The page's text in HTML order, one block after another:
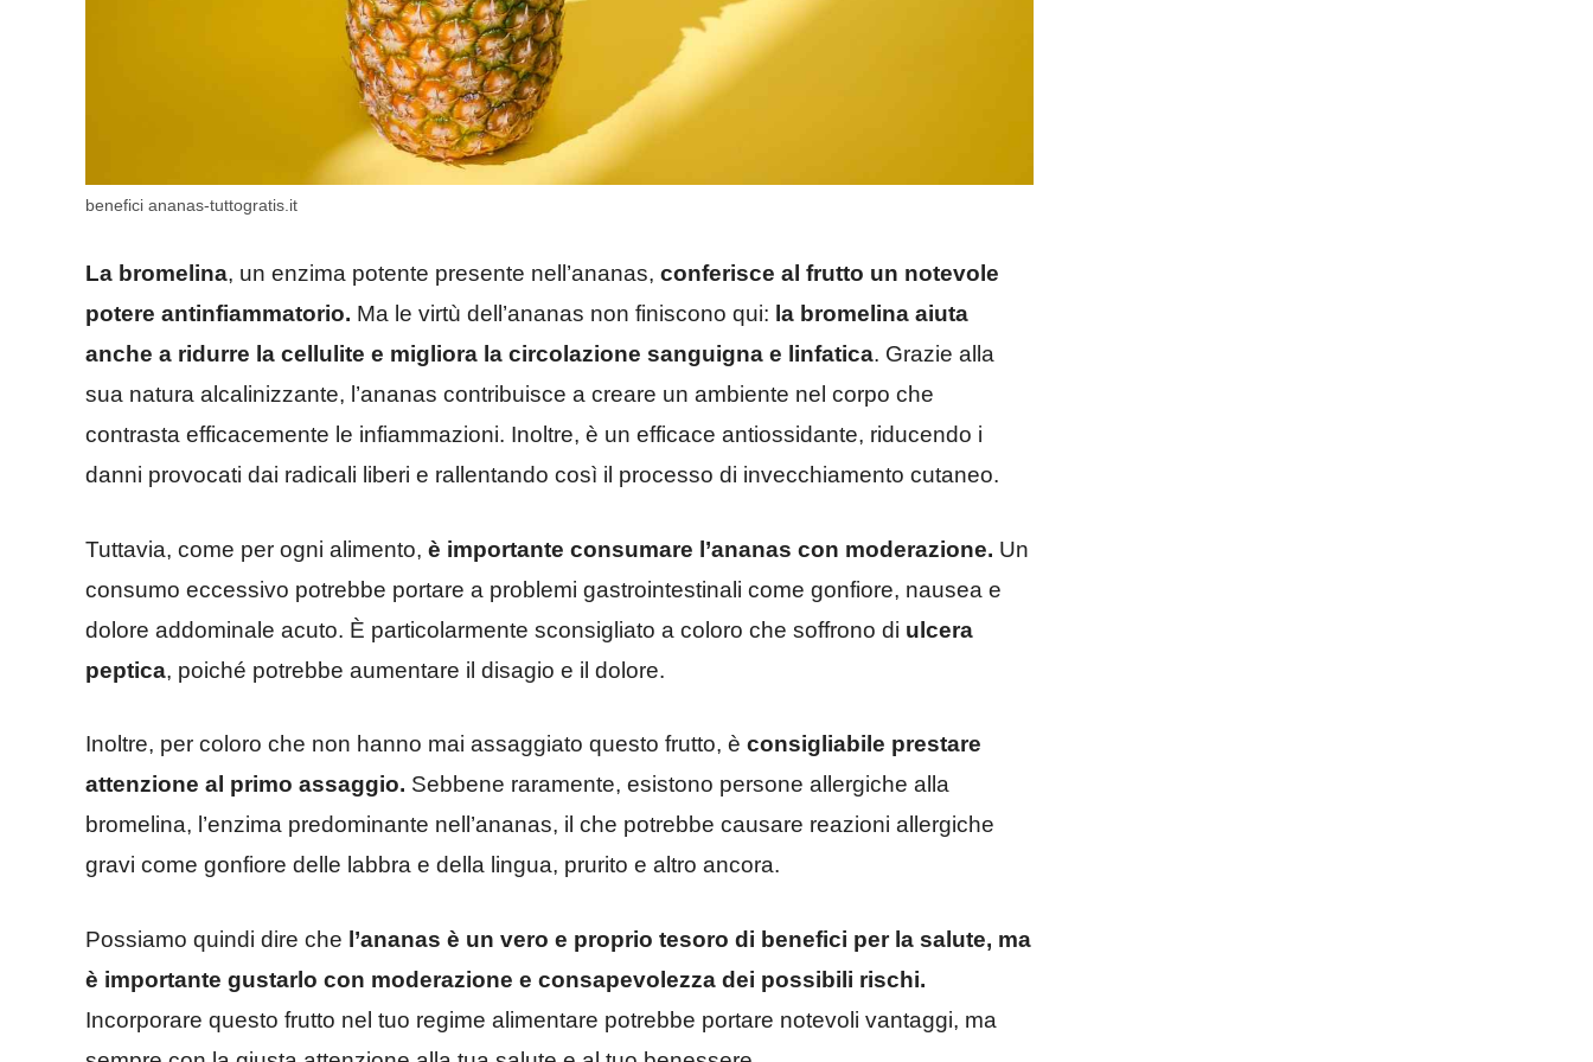
benefici ananas-tuttogratis.it
La bromelina, un enzima potente presente nell’ananas, conferisce al frutto un notevole
potere antinfiammatorio. Ma le virtù dell’ananas non finiscono qui: la bromelina aiuta
anche a ridurre la cellulite e migliora la circolazione sanguigna e linfatica. Grazie alla
sua natura alcalinizzante, l’ananas contribuisce a creare un ambiente nel corpo che
contrasta efficacemente le infiammazioni. Inoltre, è un efficace antiossidante, riducendo i
danni provocati dai radicali liberi e rallentando così il processo di invecchiamento cutaneo.
Tuttavia, come per ogni alimento, è importante consumare l’ananas con moderazione. Un
consumo eccessivo potrebbe portare a problemi gastrointestinali come gonfiore, nausea e
dolore addominale acuto. È particolarmente sconsigliato a coloro che soffrono di ulcera
peptica, poiché potrebbe aumentare il disagio e il dolore.
Inoltre, per coloro che non hanno mai assaggiato questo frutto, è consigliabile prestare
attenzione al primo assaggio. Sebbene raramente, esistono persone allergiche alla
bromelina, l’enzima predominante nell’ananas, il che potrebbe causare reazioni allergiche
gravi come gonfiore delle labbra e della lingua, prurito e altro ancora.
Possiamo quindi dire che l’ananas è un vero e proprio tesoro di benefici per la salute, ma
è importante gustarlo con moderazione e consapevolezza dei possibili rischi.
Incorporare questo frutto nel tuo regime alimentare potrebbe portare notevoli vantaggi, ma